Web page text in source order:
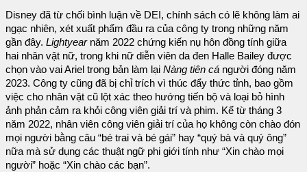
Disney đã từ chối bình luận về DEI, chính sách có lẽ không làm ai
ngạc nhiên, xét xuất phẩm đầu ra của công ty trong những năm
gần đây. Lightyearnăm 2022 chứng kiến nụ hôn đồng tính giữa
hai nhân vật nữ, trong khi nữ diễn viên da đen Halle Bailey được
chọn vào vai Ariel trong bản làm lại Nàng tiên cá người đóng năm
2023. Công ty cũng đã bị chỉ trích vì thúc đẩy thức tỉnh, bao gồm
việc cho nhân vật cũ lột xác theo hướng tiến bộ và loại bỏ hình
ảnh phản cảm ra khỏi công viên giải trí và phim. Kể từ tháng 3
năm 2022, nhân viên công viên giải trí của họ không còn chào đón
mọi người bằng câu “bé trai và bé gái” hay “quý bà và quý ông”
nữa mà sử dụng các thuật ngữ phi giới tính như “Xin chào mọi
người” hoặc “Xin chào các bạn”.